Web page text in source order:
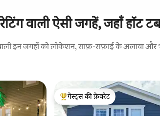
वाली ऐसी जगहें, जहाँ हॉट
इन जगहों को लोकेशन, साफ़-सफ़ाई के अलावा और
गेस्ट्स का टॉप फ़ेवरेट
गेस्ट्स की फ़ेवरेट